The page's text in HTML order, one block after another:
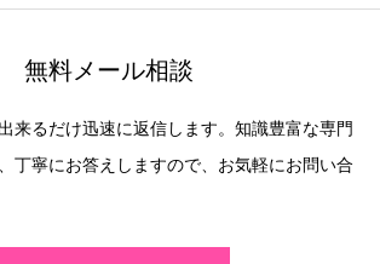
無料メール相談
来るだけ迅速に返信します。知識豊富な専門
丁寧にお答えしますので、お気軽にお問い合